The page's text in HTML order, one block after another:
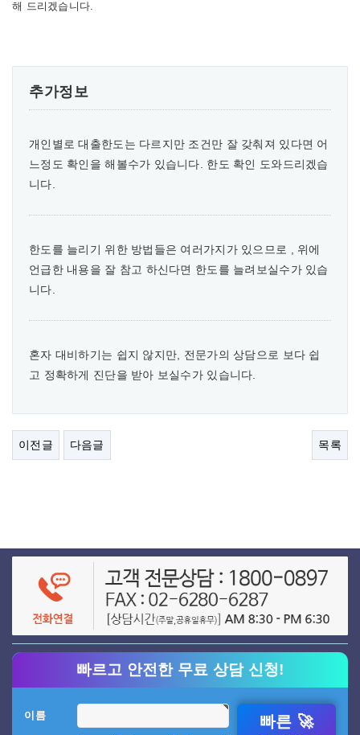
해 드리겠습니다.
추가정보
개인별로 대출한도는 다르지만 조건만 잘 갖춰져 있다면 어
느정도 확인을 해볼수가 있습니다. 한도 확인 도와드리겠습
니다.
한도를 늘리기 위한 방법들은 여러가지가 있으므로 , 위에
언급한 내용을 잘 참고 하신다면 한도를 늘려보실수가 있습
니다.
혼자 대비하기는 쉽지 않지만, 전문가의 상담으로 보다 쉽
고 정확하게 진단을 받아 보실수가 있습니다.
이전글 다음글 목록
빠르고 안전한 무료 상담 신청!
이름
빠른 🚀